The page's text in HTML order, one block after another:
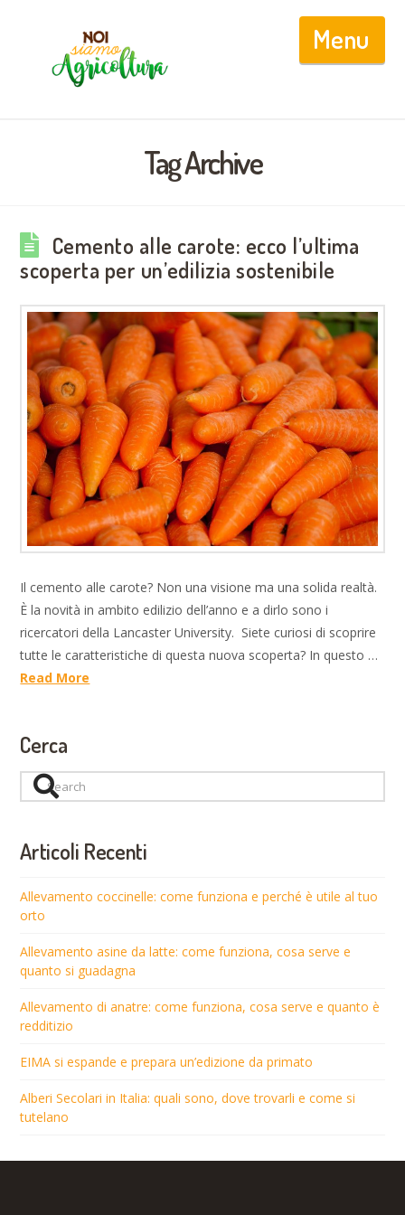
Tag Archive
Cemento alle carote: ecco l’ultima
scoperta per un’edilizia sostenibile
Il cemento alle carote? Non una visione ma una solida realtà.
È la novità in ambito edilizio dell’anno e a dirlo sono i
ricercatori della Lancaster University. Siete curiosi di scoprire
tutte le caratteristiche di questa nuova scoperta? In questo …
Read More
Cerca
Search
Articoli Recenti
Allevamento coccinelle: come funziona e perché è utile al tuo
orto
Allevamento asine da latte: come funziona, cosa serve e
quanto si guadagna
Allevamento di anatre: come funziona, cosa serve e quanto è
redditizio
EIMA si espande e prepara un’edizione da primato
Alberi Secolari in Italia: quali sono, dove trovarli e come si
tutelano